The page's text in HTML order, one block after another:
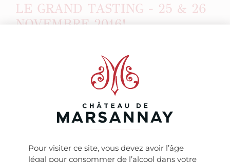
LE GRAND TASTING - 25 & 26
NOVEMBRE 2016!
Venez déguster les vins du Château de Marsannay à
l’occasion du Grand Tasting organisé par Bettane &
Desseauve au Carroussel du Louvre les 25 & 26
Pour visiter ce site, vous devez avoir l’âge
légal pour consommer de l’alcool dans votre